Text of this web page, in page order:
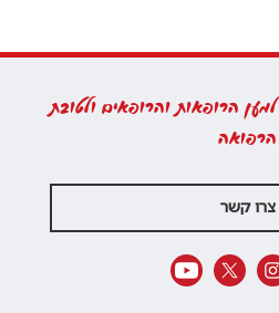
למען הרופאות והרופאים ולטובת
הרפואה
צרו קשר